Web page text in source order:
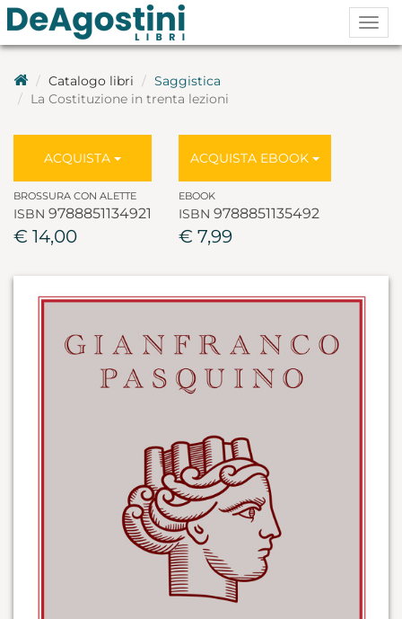
Catalogo libri
Saggistica
La Costituzione in trenta lezioni
ACQUISTA
BROSSURA CON ALETTE
ISBN 9788851134921
€ 14,00
ACQUISTA EBOOK
EBOOK
ISBN 9788851135492
€ 7,99